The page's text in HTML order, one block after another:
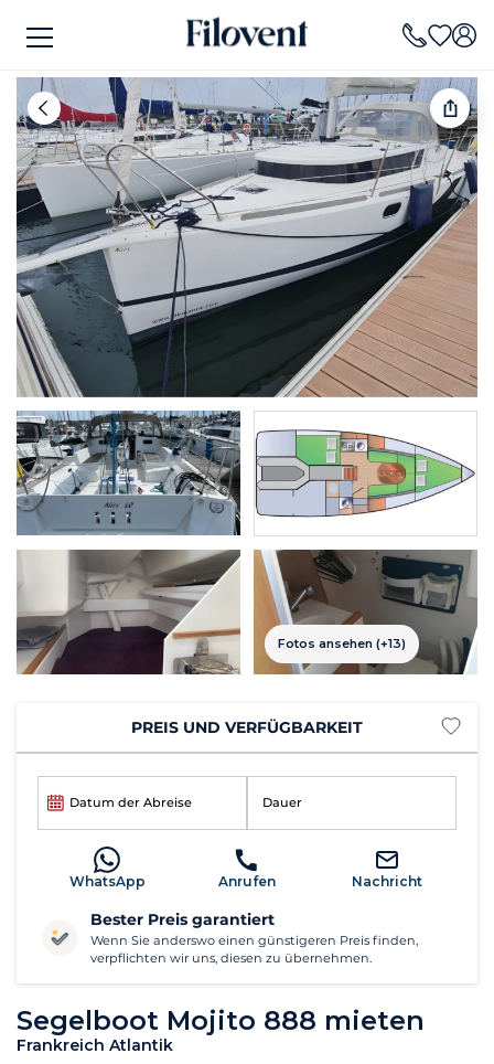
Fotos ansehen (+13)
Segelboot Mojito 888 mieten
Frankreich Atlantik
PREIS UND VERFÜGBARKEIT
Datum der Abreise Dauer
WhatsApp Anrufen Nachricht
Bester Preis garantiert
Wenn Sie anderswo einen günstigeren Preis finden,
verpflichten wir uns, diesen zu übernehmen.